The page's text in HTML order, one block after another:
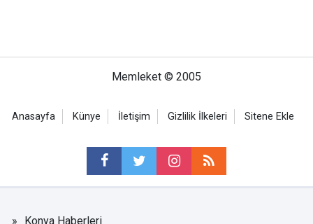
Memleket © 2005
Anasayfa Künye İletişim Gizlilik İlkeleri Sitene Ekle
Konya Haberleri